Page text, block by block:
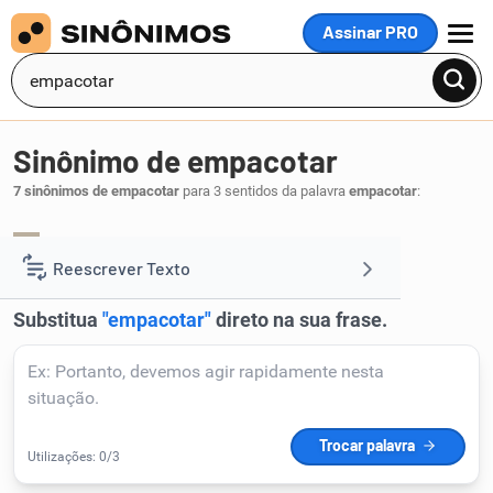
Assinar PRO
MENU
Reescrever Texto
Resumir Texto
Corrigir Texto
Detector de IA
Sinônimo de empacotar
7 sinônimos de empacotar para 3 sentidos da palavra empacotar: